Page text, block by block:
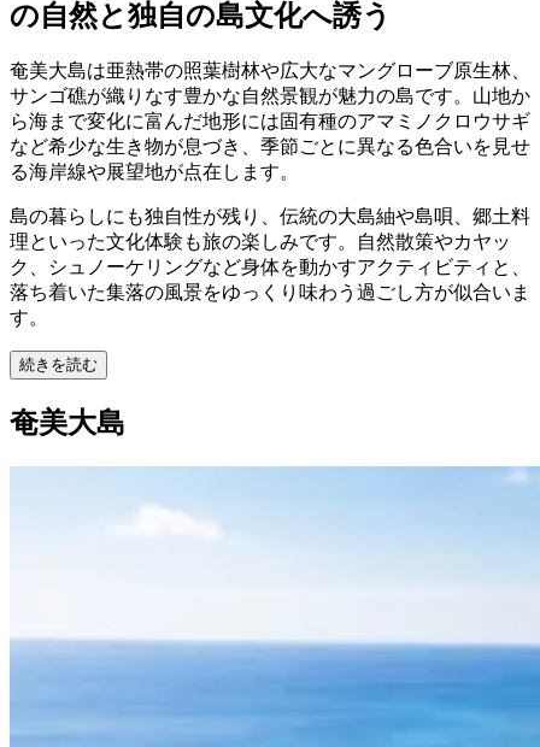
の自然と独自の島文化へ誘う
奄美大島は亜熱帯の照葉樹林や広大なマングローブ原生林、
サンゴ礁が織りなす豊かな自然景観が魅力の島です。山地か
ら海まで変化に富んだ地形には固有種のアマミノクロウサギ
など希少な生き物が息づき、季節ごとに異なる色合いを見せ
る海岸線や展望地が点在します。
島の暮らしにも独自性が残り、伝統の大島紬や島唄、郷土料
理といった文化体験も旅の楽しみです。自然散策やカヤッ
ク、シュノーケリングなど身体を動かすアクティビティと、
落ち着いた集落の風景をゆっくり味わう過ごし方が似合いま
す。
続きを読む
奄美大島